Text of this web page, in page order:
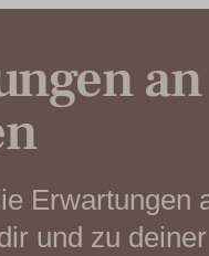
Erwartungen
und zu